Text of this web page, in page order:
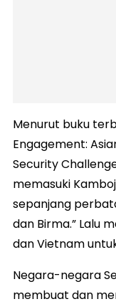
Menurut buku
Engagement:
Security
memasuki
sepanjang
dan Birma.” Lalu
dan Vietnam
Negara-negara
membuat dan